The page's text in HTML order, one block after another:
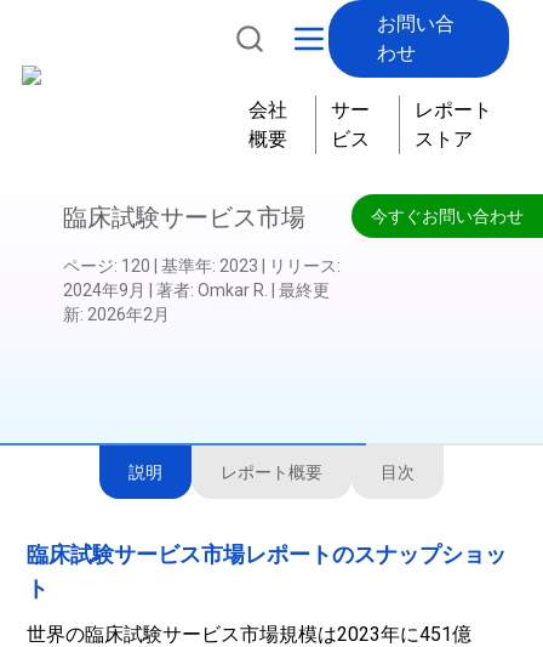
お問い合
わせ
会社
概要
サー
ビス
レポート
ストア
今すぐお問い合わせ
臨床試験サービス市場
ページ: 120 基準年: 2023 リリース:
2024年9月
著者: Omkar R.
最終更
新: 2026年2月
説明 レポート概要 目次
臨床試験サービス市場レポートのスナップショッ
ト
世界の臨床試験サービス市場規模は2023年に451億